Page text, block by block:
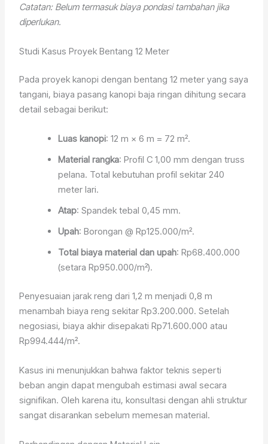
Catatan: Belum termasuk biaya pondasi tambahan jika
diperlukan.
Studi Kasus Proyek Bentang 12 Meter
Pada proyek kanopi dengan bentang 12 meter yang saya
tangani, biaya pasang kanopi baja ringan dihitung secara
detail sebagai berikut:
Luas kanopi: 12 m × 6 m = 72 m².
Material rangka: Profil C 1,00 mm dengan truss
pelana. Total kebutuhan profil sekitar 240
meter lari.
Atap: Spandek tebal 0,45 mm.
Upah: Borongan @ Rp125.000/m².
Total biaya material dan upah: Rp68.400.000
(setara Rp950.000/m²).
Penyesuaian jarak reng dari 1,2 m menjadi 0,8 m
menambah biaya reng sekitar Rp3.200.000. Setelah
negosiasi, biaya akhir disepakati Rp71.600.000 atau
Rp994.444/m².
Kasus ini menunjukkan bahwa faktor teknis seperti
beban angin dapat mengubah estimasi awal secara
signifikan. Oleh karena itu, konsultasi dengan ahli struktur
sangat disarankan sebelum memesan material.